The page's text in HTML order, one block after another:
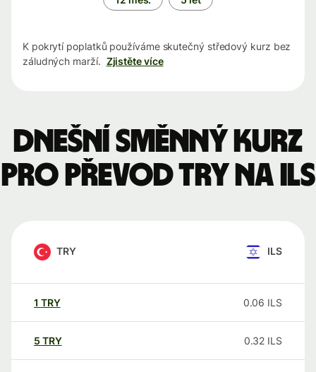
K pokrytí poplatků používáme skutečný středový kurz bez
záludných marží. Zjistěte více
Dnešní směnný kurz
pro převod TRY na ILS
TRY ILS
1 TRY 0.06 ILS
5 TRY 0.32 ILS